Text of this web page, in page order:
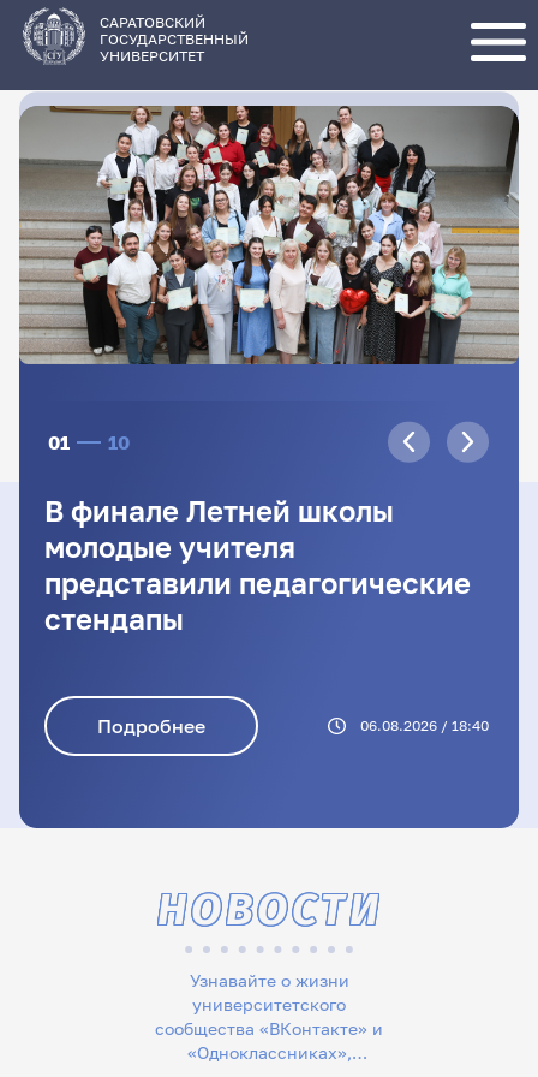
основному
содержанию
САРАТОВСКИЙ
ГОСУДАРСТВЕННЫЙ
УНИВЕРСИТЕТ
01 10
В финале Летней школы
молодые учителя
представили педагогические
стендапы
Подробнее 06.08.2026 / 18:40
Узнавайте о жизни
университетского
сообщества «ВКонтакте» и
«Одноклассниках»,
НОВОСТИ